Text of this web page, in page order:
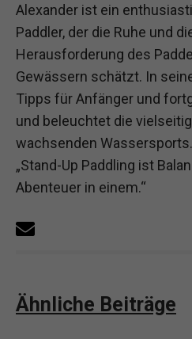
Alexander ist ein
Paddler, der die Ruhe und
Herausforderung des
Gewässern schätzt. In
Tipps für Anfänger und
und beleuchtet die
wachsenden
„Stand-Up Paddling ist
Abenteuer in einem.“
Ähnliche Beiträge